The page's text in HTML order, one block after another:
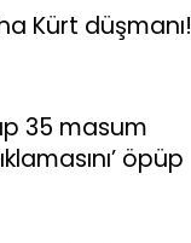
Kürt düşmanı!
35 masum
öpüp